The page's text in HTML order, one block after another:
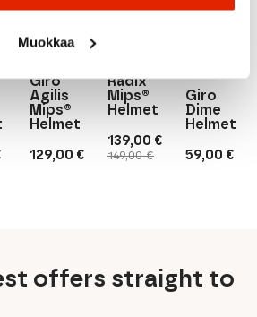
Muokkaa
129,00 €
Giro
Agilis
Mips®
Helmet
149,00€
Original
price
139,00 €
Current
price
Radix
Mips®
Helmet
MINERAL
59,00 €
Giro
Dime
Helmet
offers straight to